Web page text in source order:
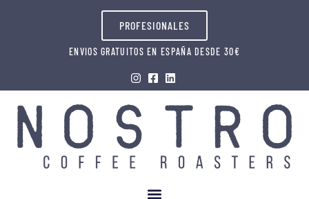
PROFESIONALES
ENVIOS GRATUITOS EN ESPAÑA DESDE 30€